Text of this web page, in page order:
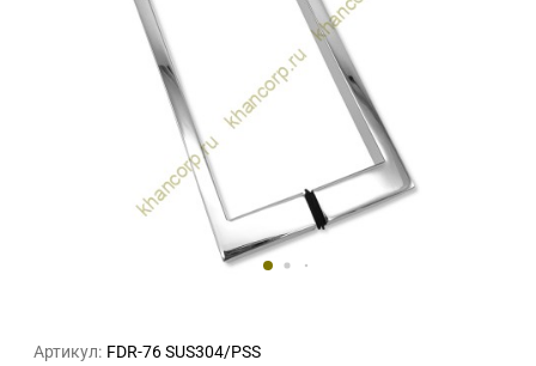
Артикул: FDR-76 SUS304/PSS